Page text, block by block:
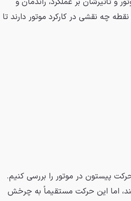
چه نقشی در کارکرد موتور دارند تا
پیستون در موتور را بررسی کنیم.
اما این حرکت مستقیماً به چرخش